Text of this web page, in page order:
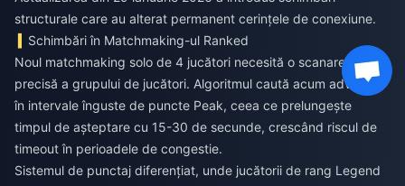
structurale care au alterat permanent cerințele de conexiune.
Schimbări în Matchmaking-ul Ranked
Noul matchmaking solo de 4 jucători necesită o scanare mai
precisă a grupului de jucători. Algoritmul caută acum adversari
în intervale înguste de puncte Peak, ceea ce prelungește
timpul de așteptare cu 15-30 de secunde, crescând riscul de
timeout în perioadele de congestie.
Sistemul de punctaj diferențiat, unde jucătorii de rang Legend